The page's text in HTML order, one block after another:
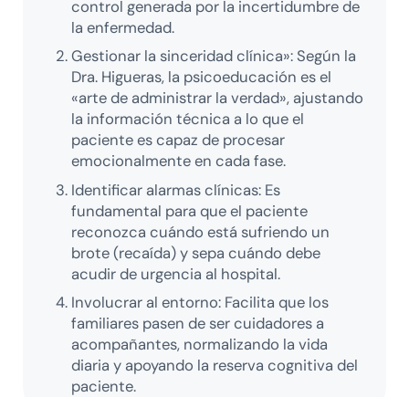
control generada por la incertidumbre de
la enfermedad.
Gestionar la sinceridad clínica»: Según la
Dra. Higueras, la psicoeducación es el
«arte de administrar la verdad», ajustando
la información técnica a lo que el
paciente es capaz de procesar
emocionalmente en cada fase.
Identificar alarmas clínicas: Es
fundamental para que el paciente
reconozca cuándo está sufriendo un
brote (recaída) y sepa cuándo debe
acudir de urgencia al hospital.
Involucrar al entorno: Facilita que los
familiares pasen de ser cuidadores a
acompañantes, normalizando la vida
diaria y apoyando la reserva cognitiva del
paciente.